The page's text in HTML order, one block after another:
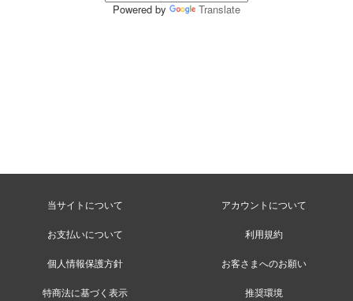
Powered by Translate
当サイトについて アカウントについて
お支払いについて 利用規約
個人情報保護方針 お客さまへのお願い
特商法に基づく表示 推奨環境